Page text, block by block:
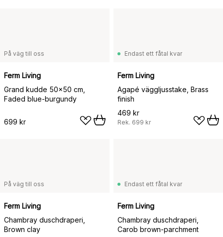
På väg till oss
Ferm Living
Grand kudde 50x50 cm,
Faded blue-burgundy
699 kr
Endast ett fåtal kvar
Ferm Living
Agapé väggljusstake, Brass
finish
469 kr
Rek. 699 kr
På väg till oss
Ferm Living
Chambray duschdraperi,
Brown clay
Endast ett fåtal kvar
Ferm Living
Chambray duschdraperi,
Carob brown-parchment